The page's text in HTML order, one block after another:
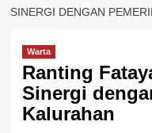
SINERGI DENGAN
Warta
Ranting
Sinergi
Kalurahan